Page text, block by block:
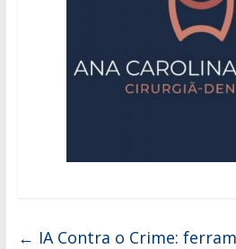
← IA Contra o Crime: